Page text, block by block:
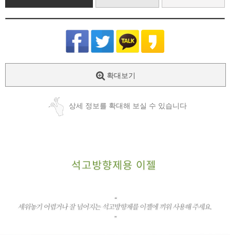
확대보기
상세 정보를 확대해 보실 수 있습니다